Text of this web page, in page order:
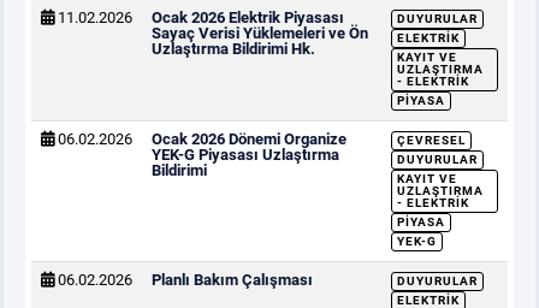
11.02.2026
Ocak 2026 Elektrik Piyasası
Sayaç Verisi Yüklemeleri ve Ön
Uzlaştırma Bildirimi Hk.
DUYURULAR
ELEKTRIK
KAYIT VE
UZLAŞTIRMA
- ELEKTRIK
PIYASA
06.02.2026
Ocak 2026 Dönemi Organize
YEK-G Piyasası Uzlaştırma
Bildirimi
ÇEVRESEL
DUYURULAR
KAYIT VE
UZLAŞTIRMA
- ELEKTRIK
PIYASA
YEK-G
06.02.2026 Planlı Bakım Çalışması
DUYURULAR
ELEKTRIK